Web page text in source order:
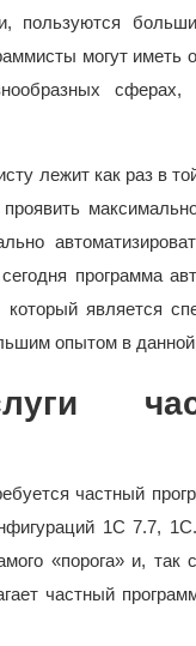
пользуются
могут иметь
лежит как раз в
программа
является
опытом в
частный
1С 7.7,
«порога» и, так
частный